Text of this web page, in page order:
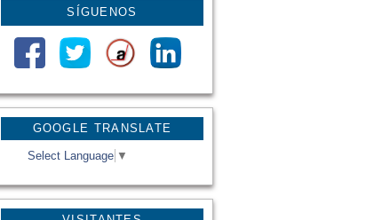
GOOGLE TRANSLATE
Select Language ▼
SÍGUENOS